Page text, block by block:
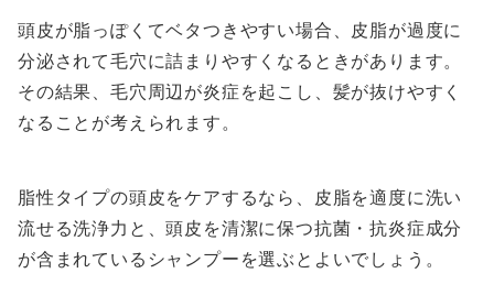
頭皮が脂っぽくてベタつきやすい場合、皮脂が過度に
分泌されて毛穴に詰まりやすくなるときがあります。
その結果、毛穴周辺が炎症を起こし、髪が抜けやすく
なることが考えられます。
脂性タイプの頭皮をケアするなら、皮脂を適度に洗い
流せる洗浄力と、頭皮を清潔に保つ抗菌・抗炎症成分
が含まれているシャンプーを選ぶとよいでしょう。